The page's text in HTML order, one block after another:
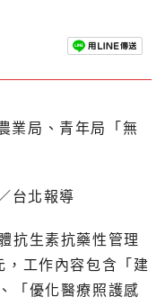
台北報導
抗生素抗藥性管理
，工作內容包含「建
「優化醫療照護感